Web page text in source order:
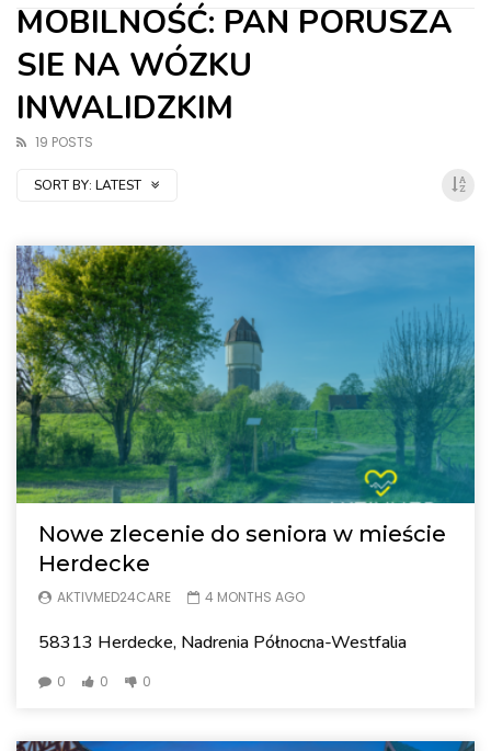
MOBILNOŚĆ: PAN PORUSZA
SIE NA WÓZKU
INWALIDZKIM
19 POSTS
SORT BY: LATEST
Nowe zlecenie do seniora w mieście
Herdecke
AKTIVMED24CARE 4 MONTHS AGO
58313 Herdecke, Nadrenia Północna-Westfalia
0 0 0